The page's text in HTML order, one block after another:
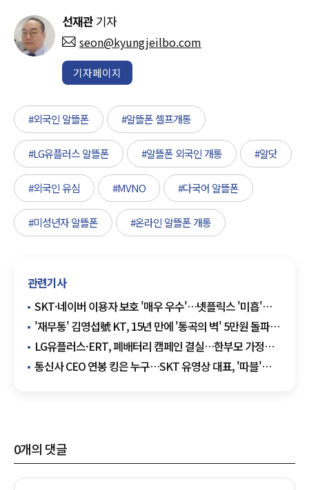
선재관 기자
seon@kyungjeilbo.com
기자페이지
#외국인 알뜰폰 #알뜰폰 셀프개통
#LG유플러스 알뜰폰 #알뜰폰 외국인 개통 #알닷
#외국인 유심 #MVNO #다국어 알뜰폰
#미성년자 알뜰폰 #온라인 알뜰폰 개통
관련기사
SKT·네이버 이용자 보호 '매우 우수'…넷플릭스 '미흡'
추락
'재무통' 김영섭號 KT, 15년 만에 '통곡의 벽' 5만원 돌파…
주가 고공행진
LG유플러스·ERT, 폐배터리 캠페인 결실…한부모 가정에
'훈훈한 기부'
통신사 CEO 연봉 킹은 누구…SKT 유영상 대표, '따블'
0개의 댓글